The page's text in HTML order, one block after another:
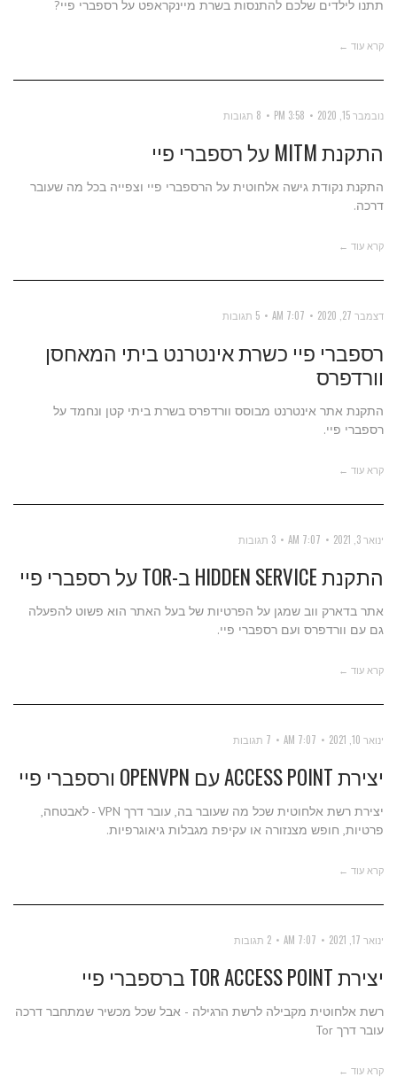
תתנו לילדים שלכם להתנסות בשרת מיינקראפט על רספברי פיי?
קרא עוד ←
נובמבר 15, 2020 3:58 PM 8 תגובות
התקנת MITM על רספברי פיי
התקנת נקודת גישה אלחוטית על הרספברי פיי וצפייה בכל מה שעובר
דרכה.
קרא עוד ←
דצמבר 27, 2020 7:07 AM 5 תגובות
רספברי פיי כשרת אינטרנט ביתי המאחסן
וורדפרס
התקנת אתר אינטרנט מבוסס וורדפרס בשרת ביתי קטן ונחמד על
רספברי פיי.
קרא עוד ←
ינואר 3, 2021 7:07 AM 3 תגובות
התקנת HIDDEN SERVICE ב-TOR על רספברי פיי
אתר בדארק ווב שמגן על הפרטיות של בעל האתר הוא פשוט להפעלה
גם עם וורדפרס ועם רספברי פיי.
קרא עוד ←
ינואר 10, 2021 7:07 AM 7 תגובות
יצירת ACCESS POINT עם OPENVPN ורספברי פיי
יצירת רשת אלחוטית שכל מה שעובר בה, עובר דרך VPN - לאבטחה,
פרטיות, חופש מצנזורה או עקיפת מגבלות גיאוגרפיות.
קרא עוד ←
ינואר 17, 2021 7:07 AM 2 תגובות
יצירת TOR ACCESS POINT ברספברי פיי
רשת אלחוטית מקבילה לרשת הרגילה - אבל שכל מכשיר שמתחבר דרכה
עובר דרך Tor
קרא עוד ←